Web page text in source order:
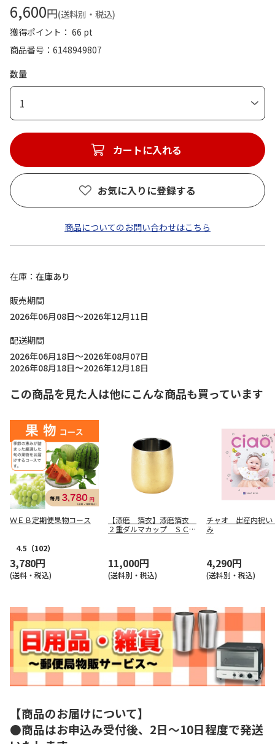
6,600円(送料別・税込)
獲得ポイント： 66 pt
商品番号
6148949807
数量
1
カートに入れる
お気に入りに登録する
商品についてのお問い合わせはこちら
在庫
在庫あり
販売期間
2026年06月08日～2026年12月11日
配送期間
2026年06月18日～2026年08月07日
2026年08月18日～2026年12月18日
この商品を見た人は他にこんな商品も買っています
ＷＥＢ定期便果物コース
4.5 （102）
3,780円
(送料・税込)
【漆磨 箔衣】漆磨箔衣
２重ダルマカップ ＳＣＷ
11,000円
(送料別・税込)
チャオ 出産内祝
み
4,290円
(送料別・税込)
【商品のお届けについて】
●商品はお申込み受付後、2日～10日程度で発送